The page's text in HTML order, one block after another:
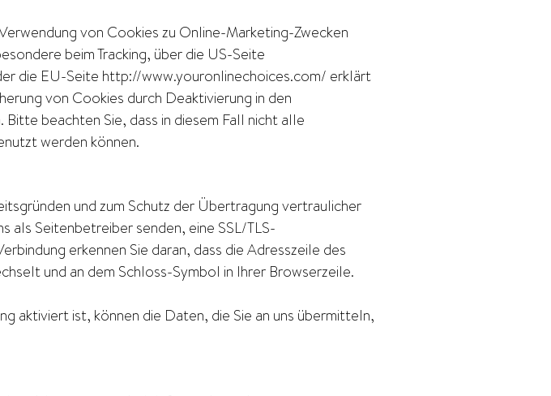
von Cookies zu Online-Marketing-Zwecken
beim Tracking, über die US-Seite
die EU-Seite http://www.youronlinechoices.com/ erklärt
von Cookies durch Deaktivierung in den
beachten Sie, dass in diesem Fall nicht alle
werden können.
und zum Schutz der Übertragung vertraulicher
als Seitenbetreiber senden, eine SSL/TLS-
erkennen Sie daran, dass die Adresszeile des
und an dem Schloss-Symbol in Ihrer Browserzeile.
aktiviert ist, können die Daten, die Sie an uns übermitteln,